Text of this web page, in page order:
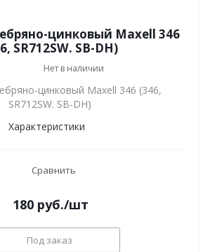
цинковый Maxell 346
SR712SW. SB-DH)
Нет в наличии
цинковый Maxell 346 (346,
SR712SW. SB-DH)
Характеристики
Сравнить
180руб./шт
Под заказ